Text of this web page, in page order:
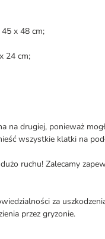
x 48 cm;
24 cm;
na drugiej, ponieważ
wszystkie klatki na
ruchu! Zalecamy
za
przez gryzonie.